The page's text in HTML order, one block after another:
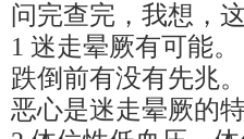
问完查完，我想，
1 迷走晕厥有可能
跌倒前有没有先兆
恶心是迷走晕厥的特